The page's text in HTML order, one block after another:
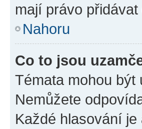
mají právo
Nahoru
Co to jsou
Témata mohou být
Nemůžete
Každé hlasování